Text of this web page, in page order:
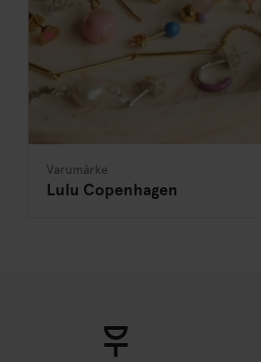
Varumärke
Lulu Copenhagen